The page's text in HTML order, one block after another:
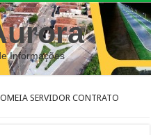
Informações
SERVIDOR CONTRATO